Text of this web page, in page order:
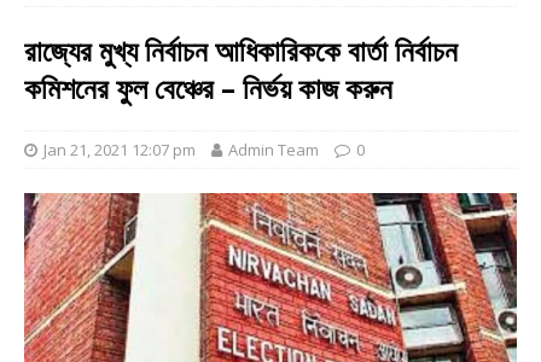
রাজ্যের মুখ্য নির্বাচন আধিকারিককে বার্তা নির্বাচন
কমিশনের ফুল বেঞ্চের – নির্ভয় কাজ করুন
Jan 21, 2021 12:07 pm Admin Team 0